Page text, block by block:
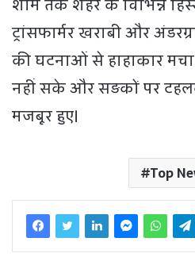
ट्रांसफार्मर खराबी और
की घटनाओं से हाहाकार मचा
नहीं सके और सड़कों पर
मजबूर हुए।
Top